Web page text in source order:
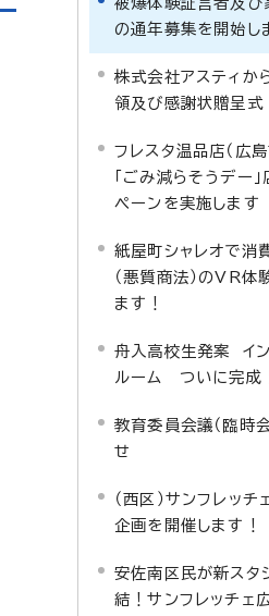
の通年募集を開始し
株式会社アスティか
領及び感謝状贈呈式
フレスタ温品店（広
「ごみ減らそうデー
ペーンを実施します
紙屋町シャレオで消
（悪質商法）のVR体
ます！
舟入高校生発案 イン
ルーム ついに完成
教育委員会議（臨時
せ
（西区）サンフレッチ
企画を開催します！
安佐南区民が新スタ
結！サンフレッチェ